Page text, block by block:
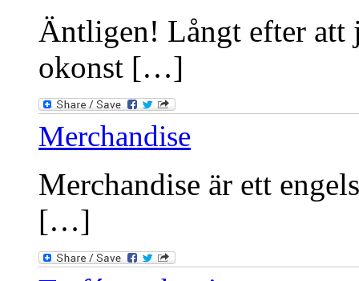
Äntligen! Långt efter att
okonst […]
Merchandise
Merchandise är ett
[…]